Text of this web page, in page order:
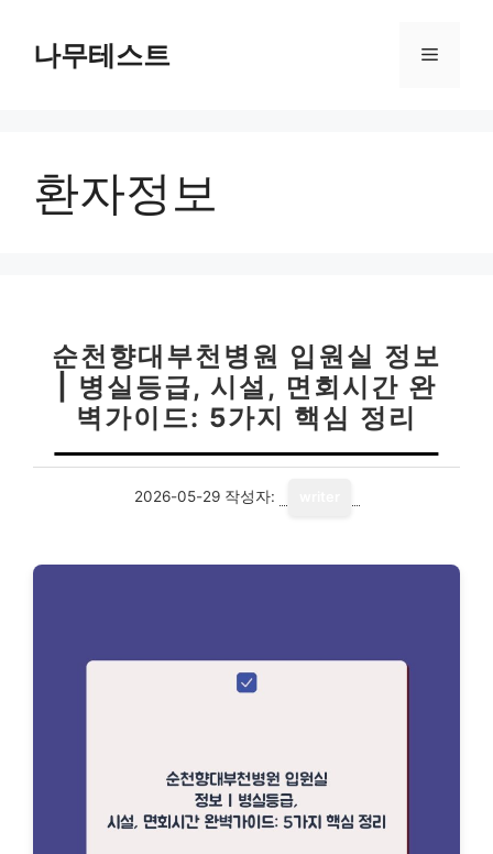
나무테스트 메
환자정보
순천향대부천병원 입원실 정보
| 병실등급, 시설, 면회시간 완
벽가이드: 5가지 핵심 정리
2026-05-29 작성자: